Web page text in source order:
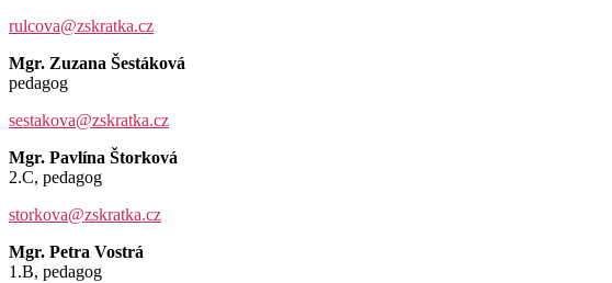
rulcova@zskratka.cz
Mgr. Zuzana Šestáková
pedagog
sestakova@zskratka.cz
Mgr. Pavlína Štorková
2.C, pedagog
storkova@zskratka.cz
Mgr. Petra Vostrá
1.B, pedagog